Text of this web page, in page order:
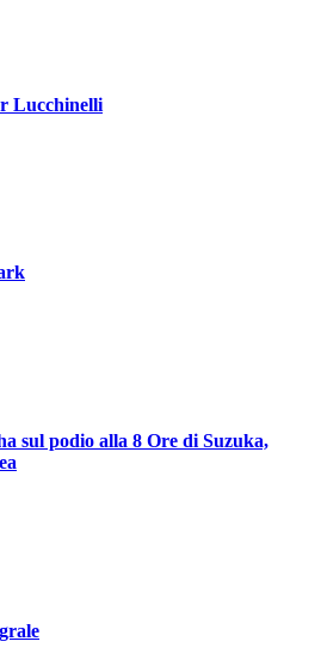
Lucchinelli
sul podio alla 8 Ore di Suzuka,